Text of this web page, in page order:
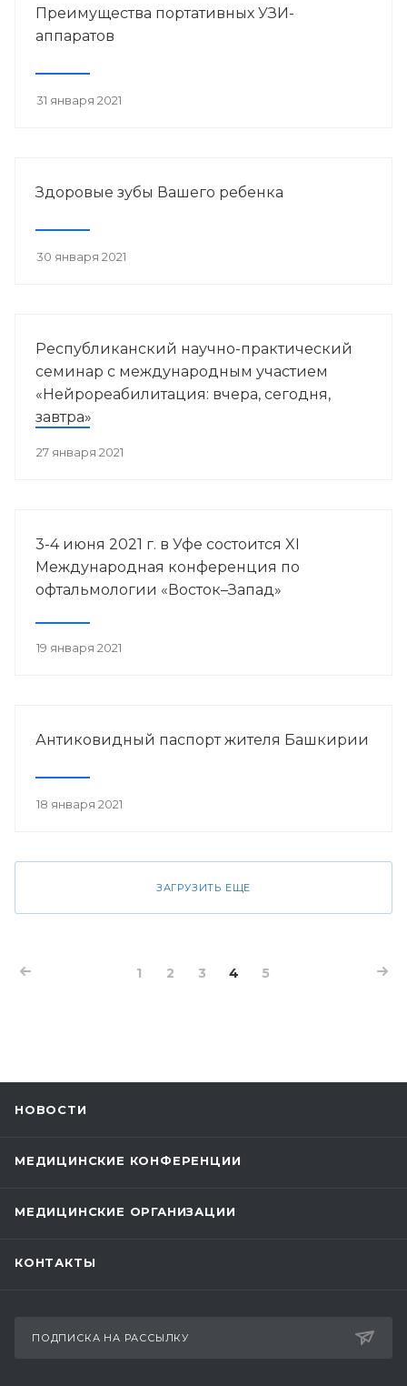
Преимущества портативных УЗИ-
аппаратов
31 января 2021
Здоровые зубы Вашего ребенка
30 января 2021
Республиканский научно-практический
семинар с международным участием
«Нейрореабилитация: вчера, сегодня,
завтра»
27 января 2021
3-4 июня 2021 г. в Уфе состоится XI
Международная конференция по
офтальмологии «Восток–Запад»
19 января 2021
Антиковидный паспорт жителя Башкирии
18 января 2021
ЗАГРУЗИТЬ ЕЩЕ
1 2 3 4 5
НОВОСТИ
МЕДИЦИНСКИЕ КОНФЕРЕНЦИИ
МЕДИЦИНСКИЕ ОРГАНИЗАЦИИ
КОНТАКТЫ
ПОДПИСКА НА РАССЫЛКУ